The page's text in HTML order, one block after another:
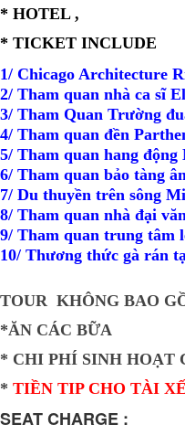
* HOTEL ,
* TICKET INCLUDE
1/ Chicago Architecture
2/ Tham quan nhà ca sĩ
3/ Tham Quan Trường
4/ Tham quan đền
5/ Tham quan hang
6/ Tham quan bảo tàng
7/ Du thuyền trên sông
8/ Tham quan nhà đại
9/ Tham quan trung tâm
10/ Thương thức gà rán
TOUR KHÔNG BAO
*ĂN CÁC BỮA
* CHI PHÍ SINH HOẠT
* TIỀN TIP CHO TÀI
SEAT CHARGE :